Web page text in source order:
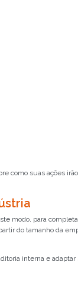
como suas ações
modo, para
do tamanho da
interna e